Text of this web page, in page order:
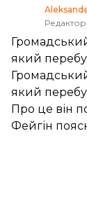
Редактор
який
який
Про це він
Фейгін